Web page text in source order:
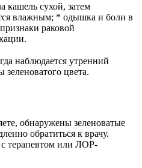
кашель сухой, затем
влажным; * одышка и боли в
раковой
наблюдается утренний
цвета.
обнаружены зеленоватые
обратиться к врачу.
с терапевтом или ЛОР-